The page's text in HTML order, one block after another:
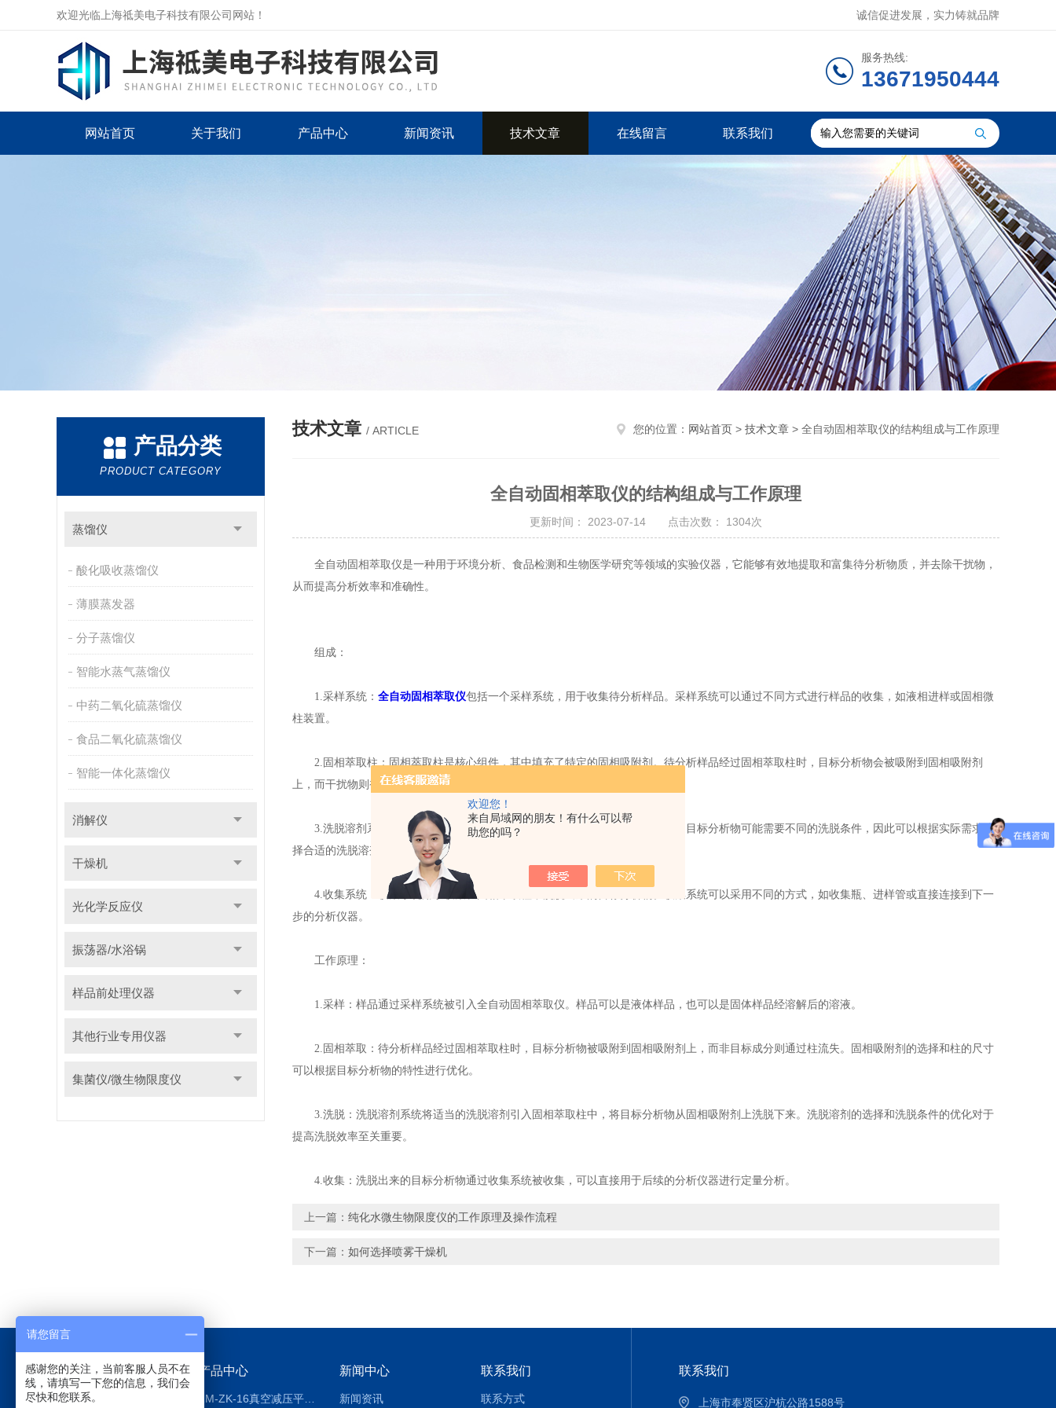
欢迎您！
来自局域网的朋友！有什么可以帮
助您的吗？
欢迎光临上海祗美电子科技有限公司网站！ 诚信促进发展，实力铸就品牌
服务热线:
13671950444
网站首页 关于我们 产品中心 新闻资讯 技术文章 在线留言 联系我们
产品分类
PRODUCT CATEGORY
蒸馏仪
酸化吸收蒸馏仪
薄膜蒸发器
分子蒸馏仪
智能水蒸气蒸馏仪
中药二氧化硫蒸馏仪
食品二氧化硫蒸馏仪
智能一体化蒸馏仪
消解仪
干燥机
光化学反应仪
振荡器/水浴锅
样品前处理仪器
其他行业专用仪器
集菌仪/微生物限度仪
技术文章 / ARTICLE 您的位置： 网站首页 > 技术文章 > 全自动固相萃取仪的结构组成与工作原理
全自动固相萃取仪的结构组成与工作原理
更新时间： 2023-07-14 点击次数： 1304次
全自动固相萃取仪是一种用于环境分析、食品检测和生物医学研究等领域的实验仪器，它能够有效地提取和富集待分析物质，并去除干扰物，
从而提高分析效率和准确性。
组成：
1.采样系统： 全自动固相萃取仪包括一个采样系统，用于收集待分析样品。采样系统可以通过不同方式进行样品的收集，如液相进样或固相微
柱装置。
2.固相萃取柱：固相萃取柱是核心组件，其中填充了特定的固相吸附剂。待分析样品经过固相萃取柱时，目标分析物会被吸附到固相吸附剂
上，而干扰物则被留在柱中。
3.洗脱溶剂系统：洗脱溶剂系统用于洗脱固相吸附剂上的目标分析物。不同的目标分析物可能需要不同的洗脱条件，因此可以根据实际需求选
择合适的洗脱溶剂。
4.收集系统：收集系统用于收集从固相萃取柱中洗脱出来的目标分析物。收集系统可以采用不同的方式，如收集瓶、进样管或直接连接到下一
步的分析仪器。
工作原理：
1.采样：样品通过采样系统被引入全自动固相萃取仪。样品可以是液体样品，也可以是固体样品经溶解后的溶液。
2.固相萃取：待分析样品经过固相萃取柱时，目标分析物被吸附到固相吸附剂上，而非目标成分则通过柱流失。固相吸附剂的选择和柱的尺寸
可以根据目标分析物的特性进行优化。
3.洗脱：洗脱溶剂系统将适当的洗脱溶剂引入固相萃取柱中，将目标分析物从固相吸附剂上洗脱下来。洗脱溶剂的选择和洗脱条件的优化对于
提高洗脱效率至关重要。
4.收集：洗脱出来的目标分析物通过收集系统被收集，可以直接用于后续的分析仪器进行定量分析。
上一篇： 纯化水微生物限度仪的工作原理及操作流程
下一篇： 如何选择喷雾干燥机
关于我们
公司简介
产品中心
ZM-ZK-16真空减压平行浓缩仪
新闻中心
新闻资讯
联系我们
联系方式
联系我们
上海市奉贤区沪杭公路1588号
请您留言
感谢您的关注，当前客服人员不在
线，请填写一下您的信息，我们会
尽快和您联系。